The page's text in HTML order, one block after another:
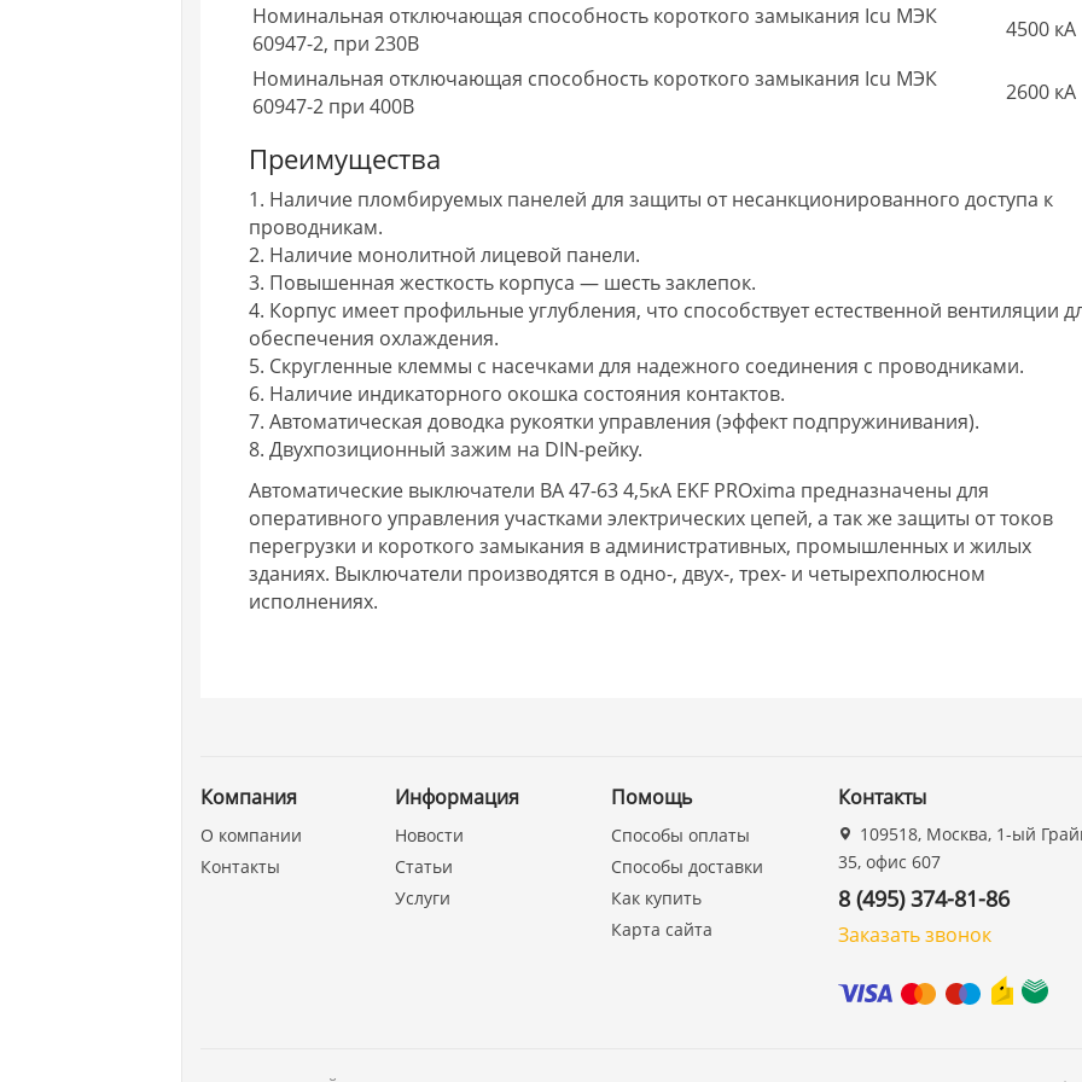
Номинальная отключающая способность короткого замыкания Icu МЭК
60947-2, при 230В
4500 кА
Номинальная отключающая способность короткого замыкания Icu МЭК
60947-2 при 400В
2600 кА
Преимущества
1. Наличие пломбируемых панелей для защиты от несанкционированного доступа к
проводникам.
2. Наличие монолитной лицевой панели.
3. Повышенная жесткость корпуса — шесть заклепок.
4. Корпус имеет профильные углубления, что способствует естественной вентиляции
обеспечения охлаждения.
5. Cкругленные клеммы с насечками для надежного соединения с проводниками.
6. Наличие индикаторного окошка состояния контактов.
7. Автоматическая доводка рукоятки управления (эффект подпружинивания).
8. Двухпозиционный зажим на DIN-рейку.
Автоматические выключатели ВА 47-63 4,5кА EKF PROxima предназначены для
оперативного управления участками электрических цепей, а так же защиты от токов
перегрузки и короткого замыкания в административных, промышленных и жилых
зданиях. Выключатели производятся в одно-, двух-, трех- и четырехполюсном
исполнениях.
Компания
О компании
Контакты
Информация
Новости
Статьи
Услуги
Помощь
Способы оплаты
Способы доставки
Как купить
Карта сайта
Контакты
109518, Москва, 1-ый
35, офис 607
8 (495) 374-81-86
Заказать звонок